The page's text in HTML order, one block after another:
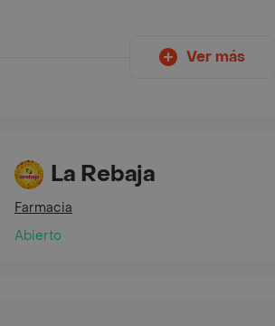
Ver más
La Rebaja
Farmacia
Abierto